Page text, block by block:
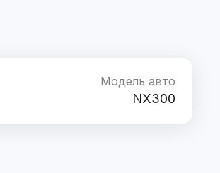
Модель авто
NX300